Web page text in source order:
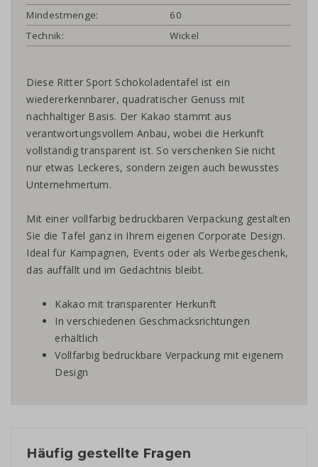
Mindestmenge:
60
Technik:
Wickel
Diese Ritter Sport Schokoladentafel ist ein
wiedererkennbarer, quadratischer Genuss mit
nachhaltiger Basis. Der Kakao stammt aus
verantwortungsvollem Anbau, wobei die Herkunft
vollständig transparent ist. So verschenken Sie nicht
nur etwas Leckeres, sondern zeigen auch bewusstes
Unternehmertum.
Mit einer vollfarbig bedruckbaren Verpackung gestalten
Sie die Tafel ganz in Ihrem eigenen Corporate Design.
Ideal für Kampagnen, Events oder als Werbegeschenk,
das auffällt und im Gedächtnis bleibt.
Kakao mit transparenter Herkunft
In verschiedenen Geschmacksrichtungen
erhältlich
Vollfarbig bedruckbare Verpackung mit eigenem
Design
Häufig gestellte Fragen